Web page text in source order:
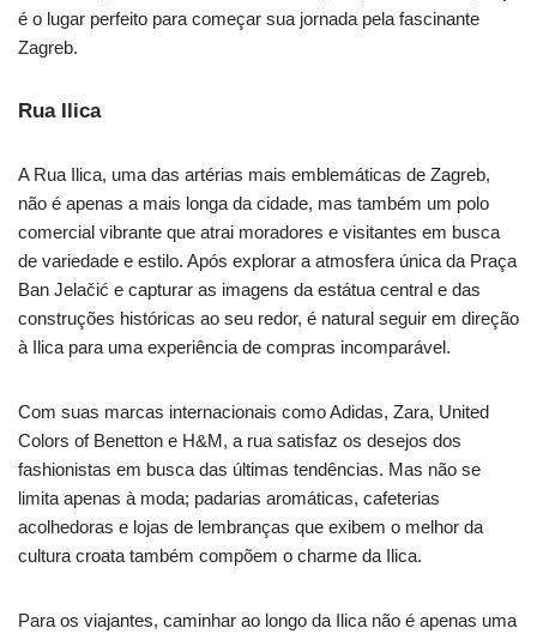
é o lugar perfeito para começar sua jornada pela fascinante
Zagreb.
Rua Ilica
A Rua Ilica, uma das artérias mais emblemáticas de Zagreb,
não é apenas a mais longa da cidade, mas também um polo
comercial vibrante que atrai moradores e visitantes em busca
de variedade e estilo. Após explorar a atmosfera única da Praça
Ban Jelačić e capturar as imagens da estátua central e das
construções históricas ao seu redor, é natural seguir em direção
à Ilica para uma experiência de compras incomparável.
Com suas marcas internacionais como Adidas, Zara, United
Colors of Benetton e H&M, a rua satisfaz os desejos dos
fashionistas em busca das últimas tendências. Mas não se
limita apenas à moda; padarias aromáticas, cafeterias
acolhedoras e lojas de lembranças que exibem o melhor da
cultura croata também compõem o charme da Ilica.
Para os viajantes, caminhar ao longo da Ilica não é apenas uma